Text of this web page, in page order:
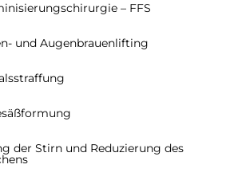
– FFS
und Augenbrauenlifting
der Stirn und Reduzierung des